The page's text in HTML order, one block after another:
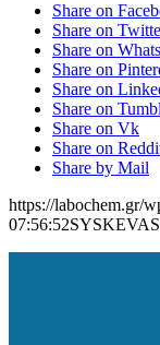
Share on
Share on
Share on
Share on
Share on
Share on
Share on Vk
Share on
Share by Mail
https://labochem.gr/
07:56:52